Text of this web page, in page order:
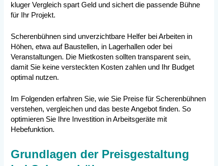
kluger Vergleich spart Geld und sichert die passende Bühne
für Ihr Projekt.
Scherenbühnen sind unverzichtbare Helfer bei Arbeiten in
Höhen, etwa auf Baustellen, in Lagerhallen oder bei
Veranstaltungen. Die Mietkosten sollten transparent sein,
damit Sie keine versteckten Kosten zahlen und Ihr Budget
optimal nutzen.
Im Folgenden erfahren Sie, wie Sie Preise für Scherenbühnen
verstehen, vergleichen und das beste Angebot finden. So
optimieren Sie Ihre Investition in Arbeitsgeräte mit
Hebefunktion.
Grundlagen der Preisgestaltung